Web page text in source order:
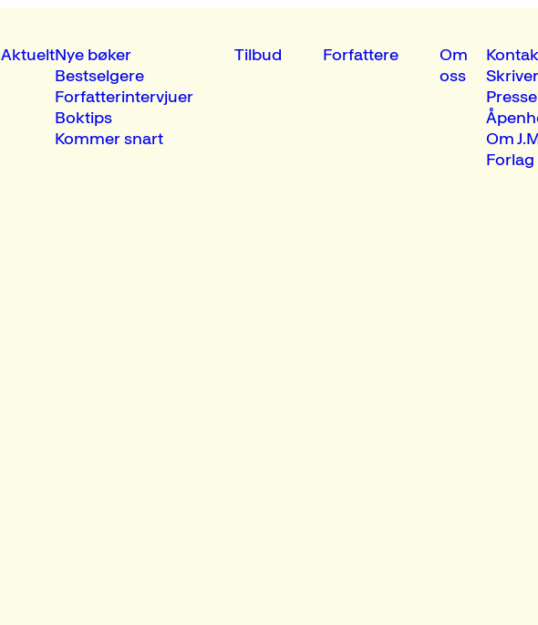
AktueltNye bøker
Bestselgere
Forfatterintervjuer
Boktips
Kommer snart
Tilbud Forfattere
Om
oss
Presse
Om
Forlag